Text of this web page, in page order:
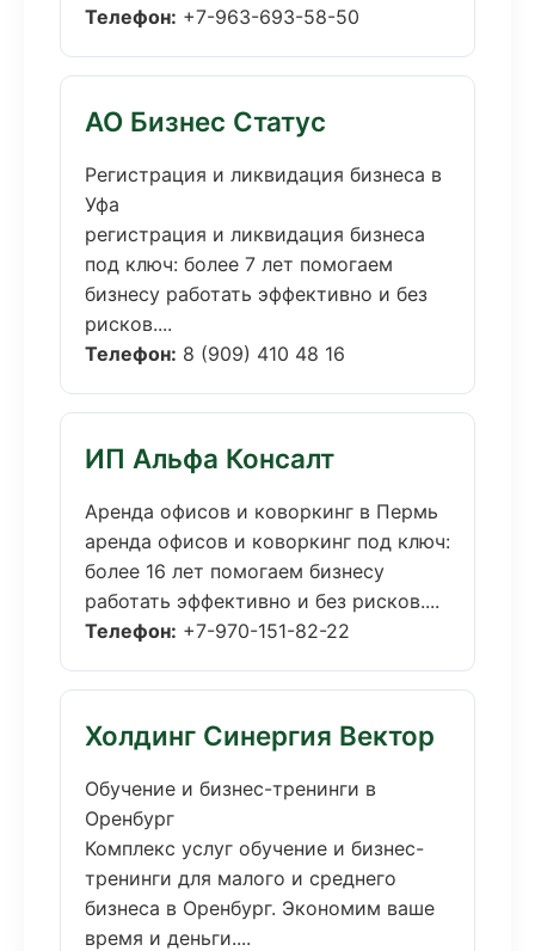
Телефон: +7-963-693-58-50
АО Бизнес Статус
Регистрация и ликвидация бизнеса в
Уфа
регистрация и ликвидация бизнеса
под ключ: более 7 лет помогаем
бизнесу работать эффективно и без
рисков....
Телефон: 8 (909) 410 48 16
ИП Альфа Консалт
Аренда офисов и коворкинг в Пермь
аренда офисов и коворкинг под ключ:
более 16 лет помогаем бизнесу
работать эффективно и без рисков....
Телефон: +7-970-151-82-22
Холдинг Синергия Вектор
Обучение и бизнес-тренинги в
Оренбург
Комплекс услуг обучение и бизнес-
тренинги для малого и среднего
бизнеса в Оренбург. Экономим ваше
время и деньги....